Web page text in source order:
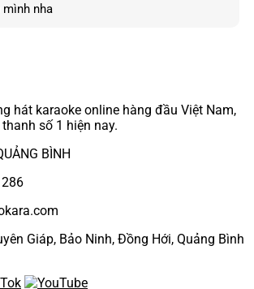
nha
hát karaoke online hàng đầu Việt Nam,
số 1 hiện nay.
BÌNH
Giáp, Bảo Ninh, Đồng Hới, Quảng Bình